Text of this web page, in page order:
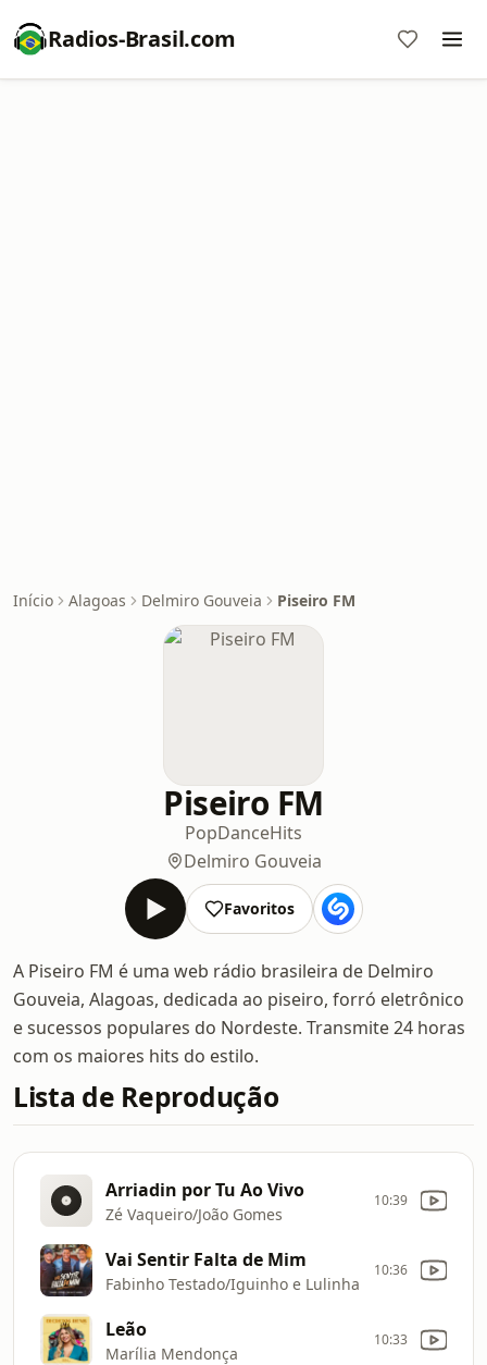
Radios-Brasil.com
Início Alagoas Delmiro Gouveia Piseiro FM
Piseiro FM
PopDanceHits
Delmiro Gouveia
Favoritos
A Piseiro FM é uma web rádio brasileira de Delmiro
Gouveia, Alagoas, dedicada ao piseiro, forró eletrônico
e sucessos populares do Nordeste. Transmite 24 horas
com os maiores hits do estilo.
Lista de Reprodução
Arriadin por Tu Ao Vivo
Zé Vaqueiro/João Gomes
10:39
Vai Sentir Falta de Mim
Fabinho Testado/Iguinho e Lulinha
10:36
Leão
Marília Mendonça
10:33